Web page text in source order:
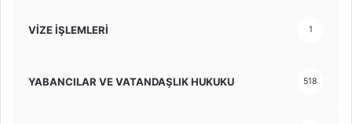
VİZE İŞLEMLERİ 1
YABANCILAR VE VATANDAŞLIK HUKUKU 518